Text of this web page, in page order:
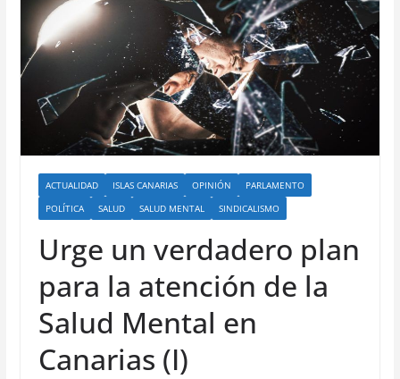
ACTUALIDAD ISLAS CANARIAS OPINIÓN
PARLAMENTO
POLÍTICA
SALUD SALUD MENTAL SINDICALISMO
Urge un verdadero plan
para la atención de la
Salud Mental en
Canarias (I)